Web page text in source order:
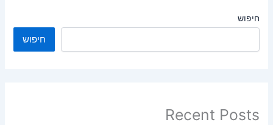
חיפוש
חיפוש
Recent Posts